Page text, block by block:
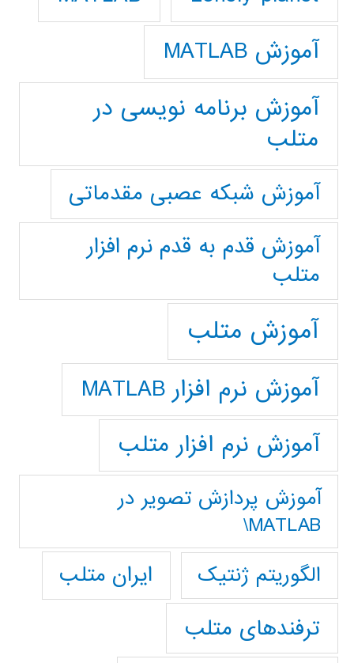
آموزش MATLAB
آموزش برنامه نویسی در
متلب
آموزش شبکه عصبی مقدماتی
آموزش قدم به قدم نرم افزار
متلب
آموزش متلب
آموزش نرم افزار MATLAB
آموزش نرم افزار متلب
آموزش پردازش تصوير در
MATLAB\
الگوریتم ژنتیک
ایران متلب
ترفندهای متلب